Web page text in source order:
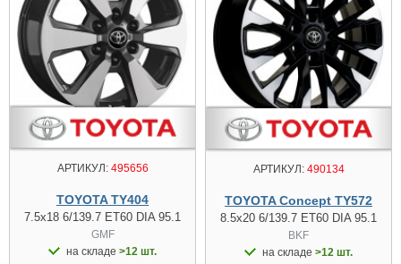
АРТИКУЛ:495656
TOYOTA TY404
7.5x18 6/139.7 ET60 DIA 95.1
GMF
на складе >12 шт.
АРТИКУЛ:490134
TOYOTA Concept TY572
8.5x20 6/139.7 ET60 DIA 95.1
BKF
на складе >12 шт.